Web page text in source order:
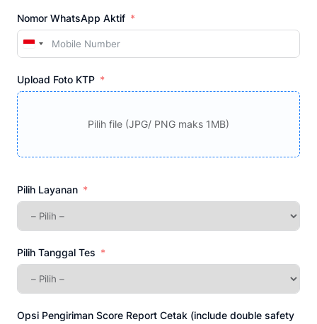
Nomor WhatsApp Aktif
Indonesia
Upload Foto KTP
Pilih file (JPG/ PNG maks 1MB)
Pilih Layanan
Pilih Tanggal Tes
Opsi Pengiriman Score Report Cetak (include double safety